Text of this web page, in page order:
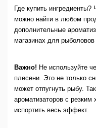
Где купить
можно найти в любом
дополнительные
магазинах для рыболовов
Важно! Не используйте
плесени. Это не только
может отпугнуть рыбу.
ароматизаторов с
испортить весь эффект.